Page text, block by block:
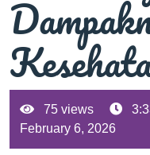
75 views
February 6, 2026